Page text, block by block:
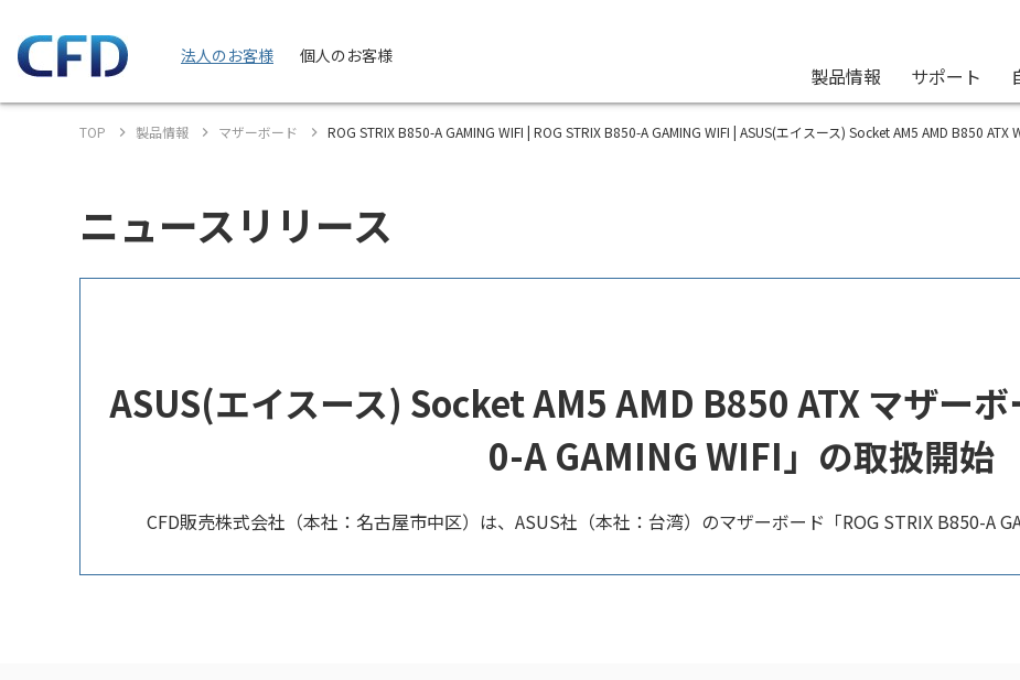
法人のお客様 個人のお客様
製品情報 サポート
TOP 製品情報 マザーボード ROG STRIX B850-A GAMING WIFI | ROG STRIX B850-A GAMING WIFI | ASUS(エイスース) Socket AM5 AMD B850
ニュースリリース
ASUS(エイスース) Socket AM5 AMD B850 ATX マザー
0-A GAMING WIFI」の取扱開始
CFD販売株式会社（本社：名古屋市中区）は、ASUS社（本社：台湾）のマザーボード「ROG STRIX B850-A